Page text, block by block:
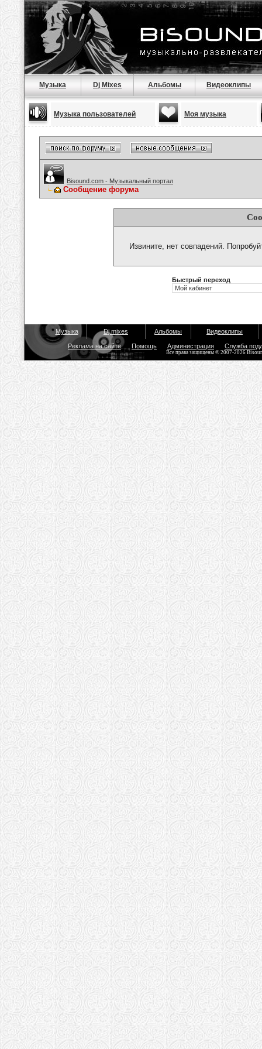
Музыка Dj Mixes Альбомы Видеоклипы
Музыка пользователей Моя музыка
Bisound.com - Музыкальный портал
Сообщение форума
Извините, нет совпадений.
Быстрый переход
Музыка Dj mixes Альбомы Видеоклипы
Реклама на сайте Помощь Администрация Служба
Все права защищены © 2007-2026